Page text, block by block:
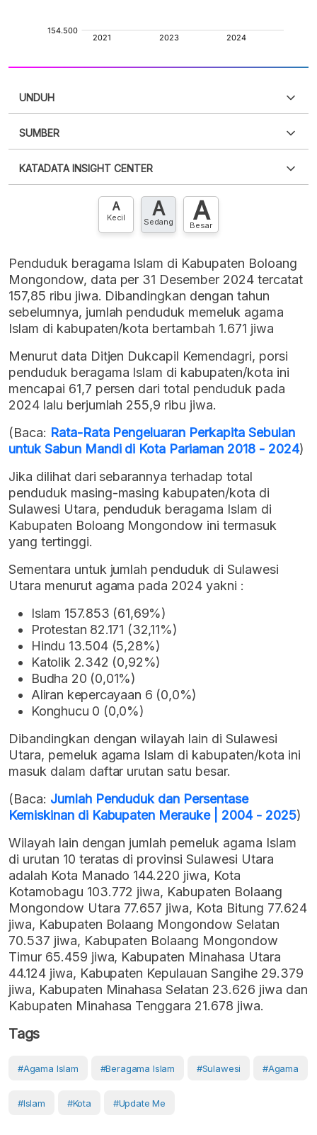
UNDUH
XLS
SUMBER
punya akun?Silakan Daftar sekarang
KATADATA INSIGHT CENTER
Hubungi sekarang »
A
Kecil A
Sedang A
Besar
Penduduk beragama Islam di Kabupaten Boloang
Mongondow, data per 31 Desember 2024 tercatat
157,85 ribu jiwa. Dibandingkan dengan tahun
sebelumnya, jumlah penduduk memeluk agama
Islam di kabupaten/kota bertambah 1.671 jiwa
Menurut data Ditjen Dukcapil Kemendagri, porsi
penduduk beragama Islam di kabupaten/kota ini
mencapai 61,7 persen dari total penduduk pada
2024 lalu berjumlah 255,9 ribu jiwa.
(Baca: Rata-Rata Pengeluaran Perkapita Sebulan
untuk Sabun Mandi di Kota Pariaman 2018 - 2024)
Jika dilihat dari sebarannya terhadap total
penduduk masing-masing kabupaten/kota di
Sulawesi Utara, penduduk beragama Islam di
Kabupaten Boloang Mongondow ini termasuk
yang tertinggi.
Sementara untuk jumlah penduduk di Sulawesi
Utara menurut agama pada 2024 yakni :
Islam 157.853 (61,69%)
Protestan 82.171 (32,11%)
Hindu 13.504 (5,28%)
Katolik 2.342 (0,92%)
Budha 20 (0,01%)
Aliran kepercayaan 6 (0,0%)
Konghucu 0 (0,0%)
Dibandingkan dengan wilayah lain di Sulawesi
Utara, pemeluk agama Islam di kabupaten/kota ini
masuk dalam daftar urutan satu besar.
(Baca: Jumlah Penduduk dan Persentase
Kemiskinan di Kabupaten Merauke | 2004 - 2025)
Wilayah lain dengan jumlah pemeluk agama Islam
di urutan 10 teratas di provinsi Sulawesi Utara
adalah Kota Manado 144.220 jiwa, Kota
Kotamobagu 103.772 jiwa, Kabupaten Bolaang
Mongondow Utara 77.657 jiwa, Kota Bitung 77.624
jiwa, Kabupaten Bolaang Mongondow Selatan
70.537 jiwa, Kabupaten Bolaang Mongondow
Timur 65.459 jiwa, Kabupaten Minahasa Utara
44.124 jiwa, Kabupaten Kepulauan Sangihe 29.379
jiwa, Kabupaten Minahasa Selatan 23.626 jiwa dan
Kabupaten Minahasa Tenggara 21.678 jiwa.
Tags
#agama Islam #beragama Islam #Sulawesi #Agama
#Islam #Kota #Update Me